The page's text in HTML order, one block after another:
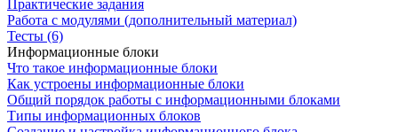
Практические задания
Работа с модулями (дополнительный материал)
Тесты (6)
Информационные блоки
Что такое информационные блоки
Как устроены информационные блоки
Общий порядок работы с информационными блоками
Типы информационных блоков